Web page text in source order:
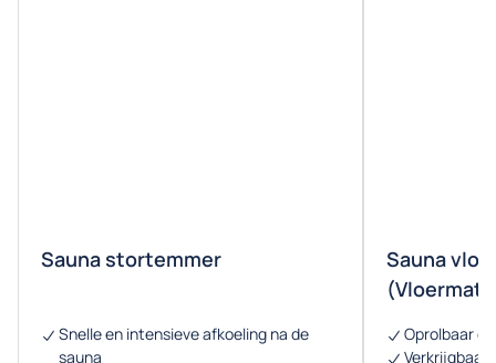
Sauna stortemmer
Snelle en intensieve afkoeling na de
sauna
Sauna
Oprolbaar
Verkrijgbaar